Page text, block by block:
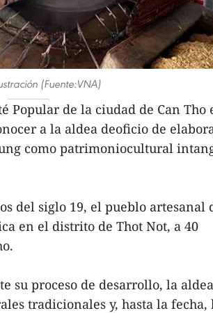
(Fuente:VNA)
Popular de la ciudad de Can Tho
a la aldea deoficio de
como patrimoniocultural
del siglo 19, el pueblo artesanal
en el distrito de Thot Not, a 40
su proceso de desarrollo, la
tradicionales y, hasta la fecha,